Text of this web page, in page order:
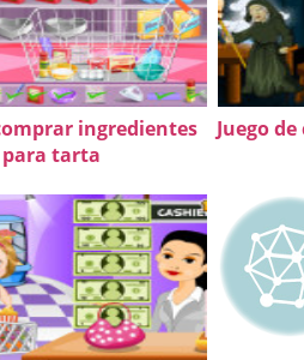
ingredientes
para tarta
Juego